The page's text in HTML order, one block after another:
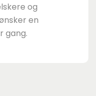
og
en
gang.